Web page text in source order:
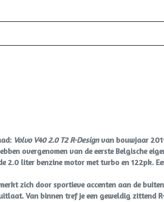
(kunst)leder
Volvo V40 2.0 T2 R-Designvan bouwjaar
overgenomen van de eerste Belgische
2.0 liter benzine motor met turbo en 122pk.
zich door sportieve accenten aan de
Van binnen tref je een geweldig zittend